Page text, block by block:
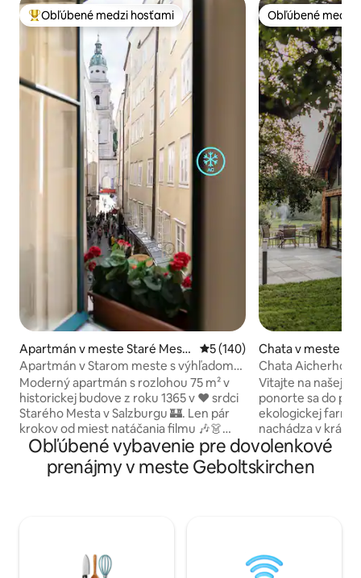
Najobľúbenejšie medzi hosťami
Obľúbené medzi hosťami
Apartmán v meste Staré Mest
o
Priemerné ohodnotenie 5 z
5 (140)
Apartmán v Starom meste s výhľadom
na katedrálu!
Moderný apartmán s rozlohou 75 m² v
historickej budove z roku 1365 v ❤️ srdci
Starého Mesta v Salzburgu 🏰. Len pár
krokov od miest natáčania filmu 🎶👗
„Zvuk hudby“,🎭 festivalovej haly, 🌟
vianočného trhu a 🎼Mozartovho
rodiska. Zažite Salzburg ako miestni!😊 •
poschodie (americký systém)“,
prístupné výťahom (iba cca 4 cm prah pri
Obľúbené medzi
Obľúbené medzi
Chata v meste
Chata Aicherhof
Vitajte na našej
ponorte sa do
ekologickej farme
nachádza v
obklopenom
salzburskými
chata v sade je
slnku, alebo byť
prírode: Na našej
Obľúbené vybavenie pre dovolenkové
prenájmy v meste Geboltskirchen